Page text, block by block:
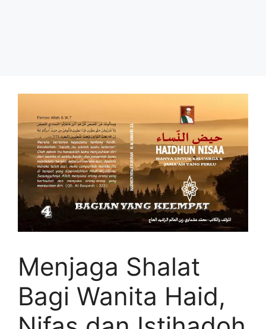
Menjaga Shalat
Bagi Wanita Haid,